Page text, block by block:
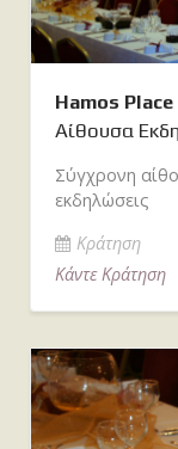
Hamos Place
Αίθουσα
Σύγχρονη
εκδηλώσεις
Κράτηση
Κάντε Κράτηση